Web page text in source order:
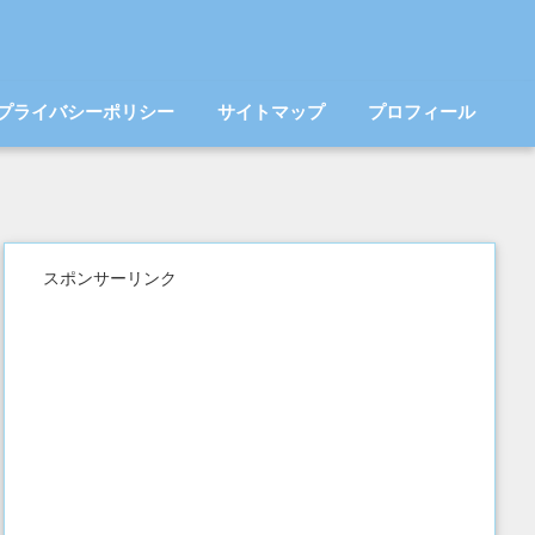
ライバシーポリシー サイトマップ プロフィール
スポンサーリンク